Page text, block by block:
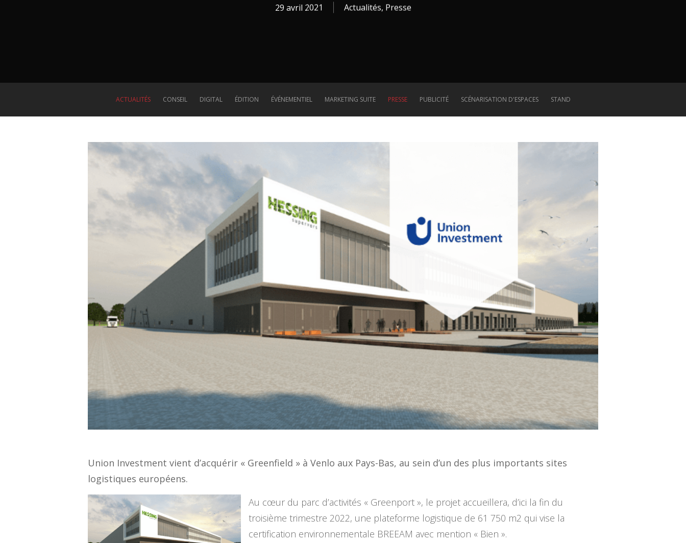
29 avril 2021 Actualités, Presse
ACTUALITÉS CONSEIL DIGITAL ÉDITION ÉVÉNEMENTIEL MARKETING SUITE PRESSE PUBLICITÉ SCÉNARISATION D'ESPACES STAND
Union Investment vient d’acquérir « Greenfield » à Venlo aux Pays-Bas, au sein d’un des plus importants sites
logistiques européens.
Au cœur du parc d’activités « Greenport », le projet accueillera, d’ici la fin du
troisième trimestre 2022, une plateforme logistique de 61 750 m2 qui vise la
certification environnementale BREEAM avec mention « Bien ».